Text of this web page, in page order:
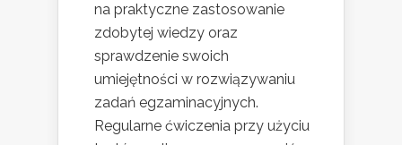
na praktyczne zastosowanie
zdobytej wiedzy oraz
sprawdzenie swoich
umiejętności w rozwiązywaniu
zadań egzaminacyjnych.
Regularne ćwiczenia przy użyciu